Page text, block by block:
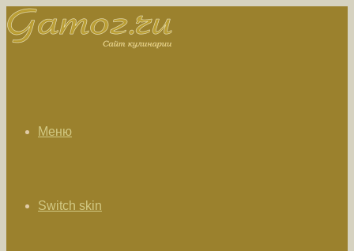
Меню
Switch skin